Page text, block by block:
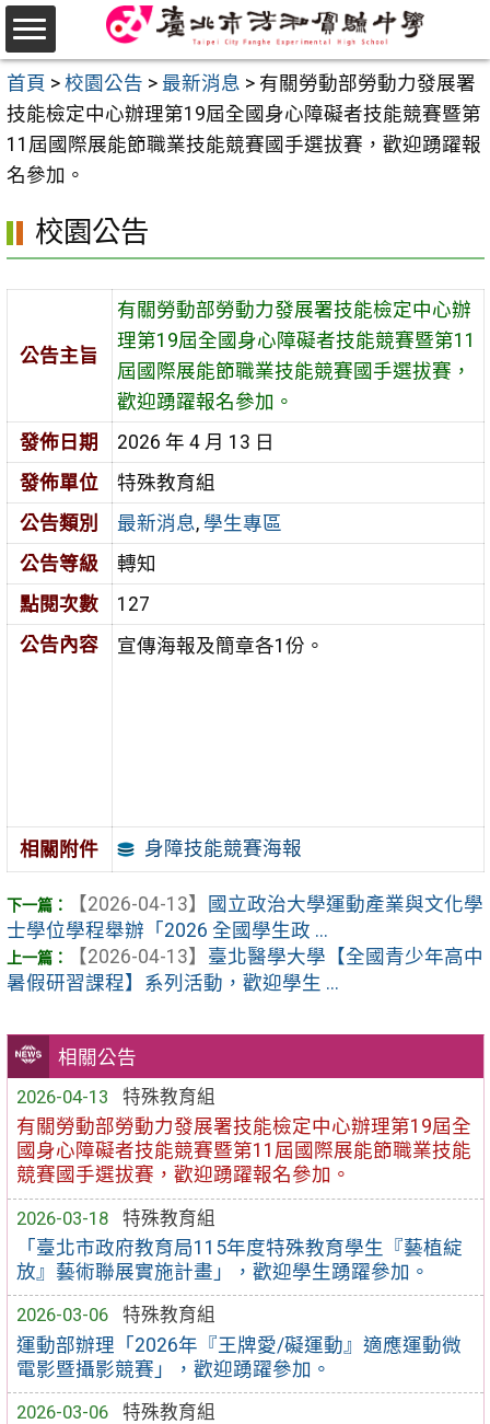
跳
至
主
要
內
容
首頁 > 校園公告 > 最新消息 > 有關勞動部勞動力發展署
技能檢定中心辦理第19屆全國身心障礙者技能競賽暨第
11屆國際展能節職業技能競賽國手選拔賽，歡迎踴躍報
名參加。
相關公告
2026-04-13
特殊教育組
有關勞動部勞動力發展署技能檢定中心辦理第19屆全
國身心障礙者技能競賽暨第11屆國際展能節職業技能
競賽國手選拔賽，歡迎踴躍報名參加。
2026-03-18
特殊教育組
「臺北市政府教育局115年度特殊教育學生『藝植綻
放』藝術聯展實施計畫」，歡迎學生踴躍參加。
2026-03-06
特殊教育組
運動部辦理「2026年『王牌愛/礙運動』適應運動微
電影暨攝影競賽」，歡迎踴躍參加。
2026-03-06
特殊教育組
校園公告
公告主旨
有關勞動部勞動力發展署技能檢定中心辦
理第19屆全國身心障礙者技能競賽暨第11
屆國際展能節職業技能競賽國手選拔賽，
歡迎踴躍報名參加。
發佈日期
2026 年 4 月 13 日
發佈單位
特殊教育組
公告類別
最新消息, 學生專區
公告等級
轉知
點閱次數
127
公告內容
宣傳海報及簡章各1份。
相關附件 身障技能競賽海報
【2026-04-13】
國立政治大學運動產業與文化學
士學位學程舉辦「2026 全國學生政 ...
【2026-04-13】 臺北醫學大學【全國青少年高中
暑假研習課程】系列活動，歡迎學生 ...
選
單